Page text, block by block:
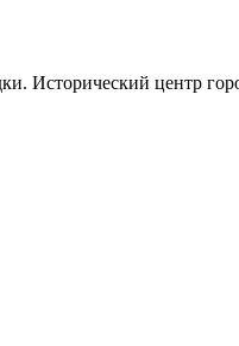
Исторический центр